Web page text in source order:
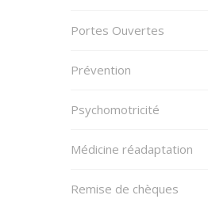
Portes Ouvertes
Prévention
Psychomotricité
Médicine réadaptation
Remise de chèques